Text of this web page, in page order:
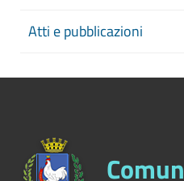
Atti e pubblicazioni